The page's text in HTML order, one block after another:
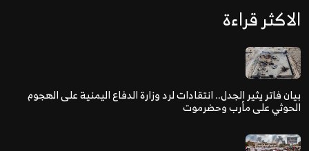
الاكثر قراءة
بيان فاتر يثير الجدل.. انتقادات لرد وزارة الدفاع اليمنية على الهجوم
الحوثي على مأرب وحضرموت